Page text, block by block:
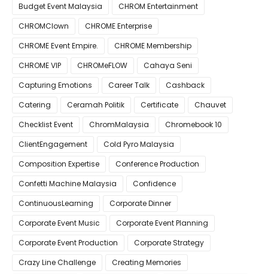
Budget Event Malaysia
CHROM Entertainment
CHROMClown
CHROME Enterprise
CHROME Event Empire.
CHROME Membership
CHROME VIP
CHROMeFLOW
Cahaya Seni
Capturing Emotions
Career Talk
Cashback
Catering
Ceramah Politik Certificate
Chauvet
Checklist Event
ChromMalaysia
Chromebook 10
ClientEngagement
Cold Pyro Malaysia
Composition Expertise
Conference Production
Confetti Machine Malaysia
Confidence
ContinuousLearning
Corporate Dinner
Corporate Event Music
Corporate Event Planning
Corporate Event Production
Corporate Strategy
Crazy Line Challenge
Creating Memories